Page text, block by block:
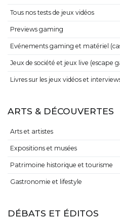
Tous nos tests de jeux vidéos
Previews gaming
Evénements gaming et matériel
Jeux de société et jeux live (escape
Livres sur les jeux vidéos et
ARTS & DÉCOUVERTES
Arts et artistes
Expositions et musées
Patrimoine historique et tourisme
Gastronomie et lifestyle
DÉBATS ET ÉDITOS